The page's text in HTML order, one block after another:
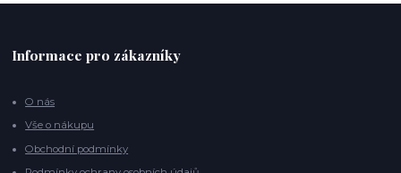
Informace pro zákazníky
O nás
Vše o nákupu
Obchodní podmínky